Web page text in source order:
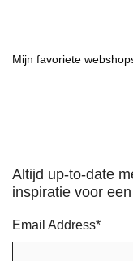
Mijn favoriete
Altijd up-to-date
inspiratie voor
Email Address*